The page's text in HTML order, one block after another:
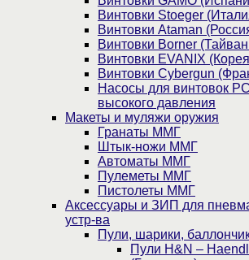
Винтовки Stoeger
Винтовки Ataman
Винтовки Borner
Винтовки EVANIX
Винтовки Cybergun
Насосы для винтовок
высокого давления
Макеты и муляжи оружия
Гранаты ММГ
Штык-ножи ММГ
Автоматы ММГ
Пулеметы ММГ
Пистолеты ММГ
Аксессуары и ЗИП для
устр-ва
Пули, шарики,
Пули H&N –